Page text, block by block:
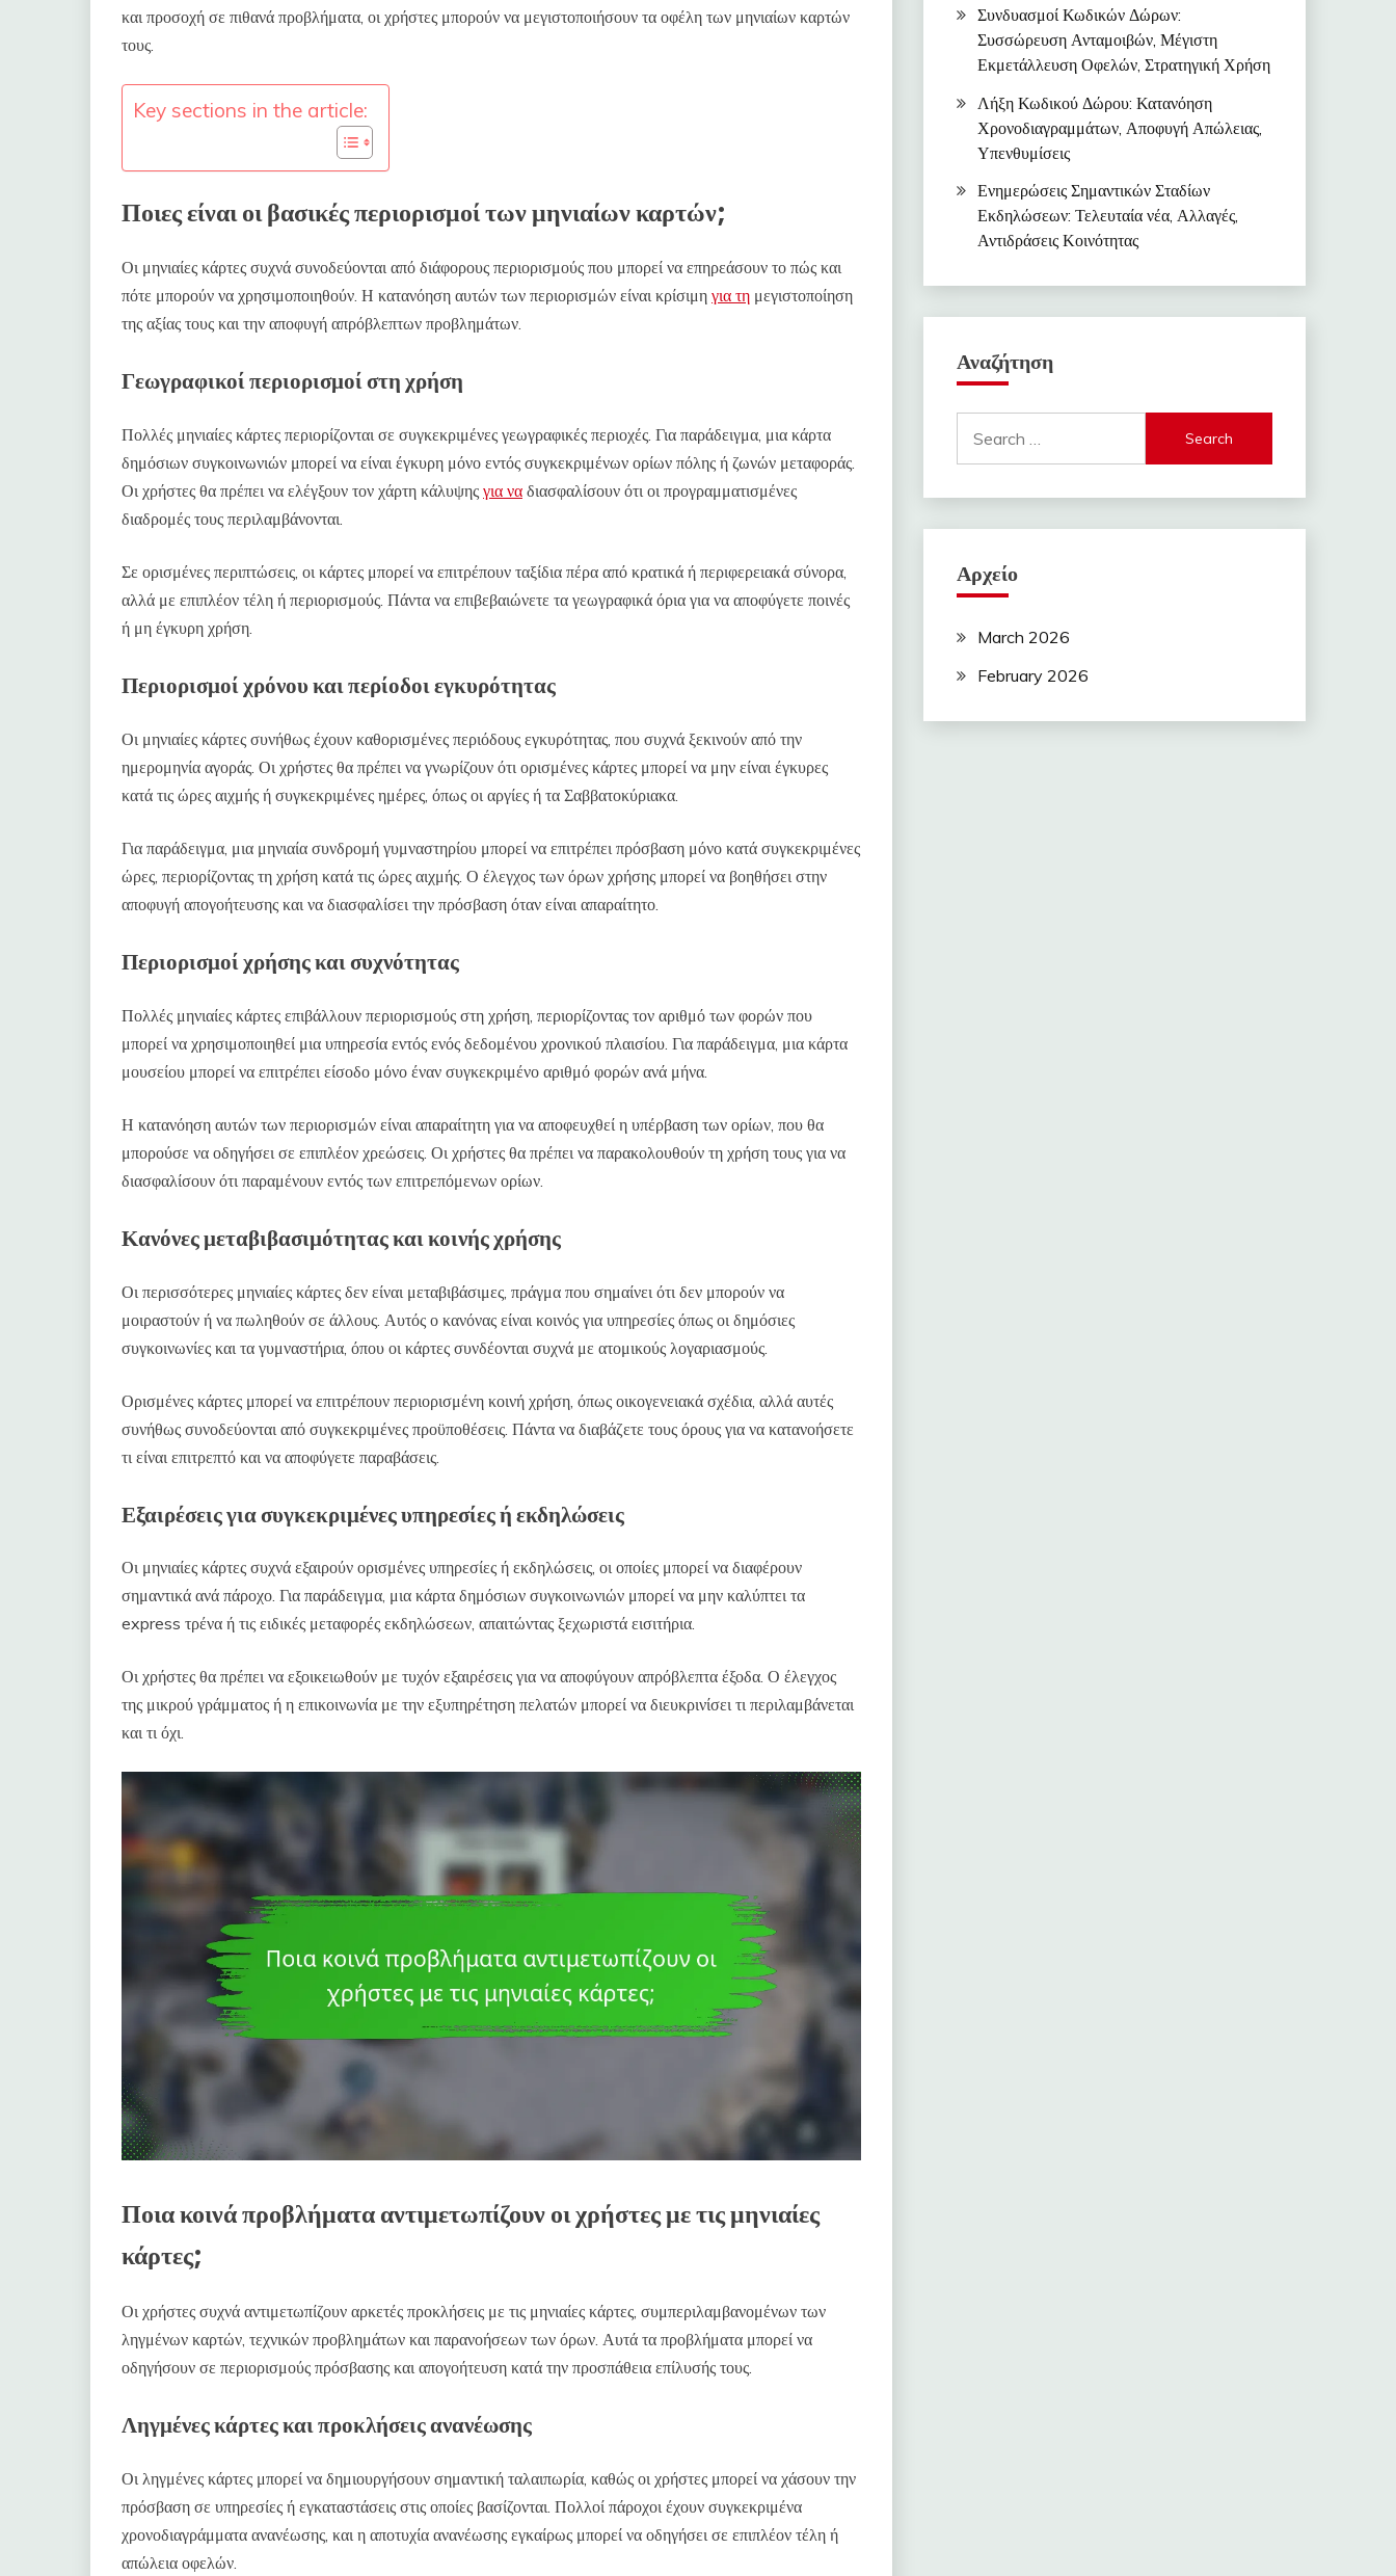
και προσοχή σε πιθανά προβλήματα, οι χρήστες μπορούν να μεγιστοποιήσουν τα οφέλη των μηνιαίων καρτών
τους.
Key sections in the article:
Ποιες είναι οι βασικές περιορισμοί των μηνιαίων καρτών;
Οι μηνιαίες κάρτες συχνά συνοδεύονται από διάφορους περιορισμούς που μπορεί να επηρεάσουν το πώς και
πότε μπορούν να χρησιμοποιηθούν. Η κατανόηση αυτών των περιορισμών είναι κρίσιμη για τη μεγιστοποίηση
της αξίας τους και την αποφυγή απρόβλεπτων προβλημάτων.
Γεωγραφικοί περιορισμοί στη χρήση
Πολλές μηνιαίες κάρτες περιορίζονται σε συγκεκριμένες γεωγραφικές περιοχές. Για παράδειγμα, μια κάρτα
δημόσιων συγκοινωνιών μπορεί να είναι έγκυρη μόνο εντός συγκεκριμένων ορίων πόλης ή ζωνών μεταφοράς.
Οι χρήστες θα πρέπει να ελέγξουν τον χάρτη κάλυψης για να διασφαλίσουν ότι οι προγραμματισμένες
διαδρομές τους περιλαμβάνονται.
Σε ορισμένες περιπτώσεις, οι κάρτες μπορεί να επιτρέπουν ταξίδια πέρα από κρατικά ή περιφερειακά σύνορα,
αλλά με επιπλέον τέλη ή περιορισμούς. Πάντα να επιβεβαιώνετε τα γεωγραφικά όρια για να αποφύγετε ποινές
ή μη έγκυρη χρήση.
Περιορισμοί χρόνου και περίοδοι εγκυρότητας
Οι μηνιαίες κάρτες συνήθως έχουν καθορισμένες περιόδους εγκυρότητας, που συχνά ξεκινούν από την
ημερομηνία αγοράς. Οι χρήστες θα πρέπει να γνωρίζουν ότι ορισμένες κάρτες μπορεί να μην είναι έγκυρες
κατά τις ώρες αιχμής ή συγκεκριμένες ημέρες, όπως οι αργίες ή τα Σαββατοκύριακα.
Για παράδειγμα, μια μηνιαία συνδρομή γυμναστηρίου μπορεί να επιτρέπει πρόσβαση μόνο κατά συγκεκριμένες
ώρες, περιορίζοντας τη χρήση κατά τις ώρες αιχμής. Ο έλεγχος των όρων χρήσης μπορεί να βοηθήσει στην
αποφυγή απογοήτευσης και να διασφαλίσει την πρόσβαση όταν είναι απαραίτητο.
Περιορισμοί χρήσης και συχνότητας
Πολλές μηνιαίες κάρτες επιβάλλουν περιορισμούς στη χρήση, περιορίζοντας τον αριθμό των φορών που
μπορεί να χρησιμοποιηθεί μια υπηρεσία εντός ενός δεδομένου χρονικού πλαισίου. Για παράδειγμα, μια κάρτα
μουσείου μπορεί να επιτρέπει είσοδο μόνο έναν συγκεκριμένο αριθμό φορών ανά μήνα.
Η κατανόηση αυτών των περιορισμών είναι απαραίτητη για να αποφευχθεί η υπέρβαση των ορίων, που θα
μπορούσε να οδηγήσει σε επιπλέον χρεώσεις. Οι χρήστες θα πρέπει να παρακολουθούν τη χρήση τους για να
διασφαλίσουν ότι παραμένουν εντός των επιτρεπόμενων ορίων.
Κανόνες μεταβιβασιμότητας και κοινής χρήσης
Οι περισσότερες μηνιαίες κάρτες δεν είναι μεταβιβάσιμες, πράγμα που σημαίνει ότι δεν μπορούν να
μοιραστούν ή να πωληθούν σε άλλους. Αυτός ο κανόνας είναι κοινός για υπηρεσίες όπως οι δημόσιες
συγκοινωνίες και τα γυμναστήρια, όπου οι κάρτες συνδέονται συχνά με ατομικούς λογαριασμούς.
Ορισμένες κάρτες μπορεί να επιτρέπουν περιορισμένη κοινή χρήση, όπως οικογενειακά σχέδια, αλλά αυτές
συνήθως συνοδεύονται από συγκεκριμένες προϋποθέσεις. Πάντα να διαβάζετε τους όρους για να κατανοήσετε
τι είναι επιτρεπτό και να αποφύγετε παραβάσεις.
Εξαιρέσεις για συγκεκριμένες υπηρεσίες ή εκδηλώσεις
Οι μηνιαίες κάρτες συχνά εξαιρούν ορισμένες υπηρεσίες ή εκδηλώσεις, οι οποίες μπορεί να διαφέρουν
σημαντικά ανά πάροχο. Για παράδειγμα, μια κάρτα δημόσιων συγκοινωνιών μπορεί να μην καλύπτει τα
express τρένα ή τις ειδικές μεταφορές εκδηλώσεων, απαιτώντας ξεχωριστά εισιτήρια.
Οι χρήστες θα πρέπει να εξοικειωθούν με τυχόν εξαιρέσεις για να αποφύγουν απρόβλεπτα έξοδα. Ο έλεγχος
της μικρού γράμματος ή η επικοινωνία με την εξυπηρέτηση πελατών μπορεί να διευκρινίσει τι περιλαμβάνεται
και τι όχι.
Ποια κοινά προβλήματα αντιμετωπίζουν οι χρήστες με τις μηνιαίες
κάρτες;
Οι χρήστες συχνά αντιμετωπίζουν αρκετές προκλήσεις με τις μηνιαίες κάρτες, συμπεριλαμβανομένων των
ληγμένων καρτών, τεχνικών προβλημάτων και παρανοήσεων των όρων. Αυτά τα προβλήματα μπορεί να
οδηγήσουν σε περιορισμούς πρόσβασης και απογοήτευση κατά την προσπάθεια επίλυσής τους.
Ληγμένες κάρτες και προκλήσεις ανανέωσης
Οι ληγμένες κάρτες μπορεί να δημιουργήσουν σημαντική ταλαιπωρία, καθώς οι χρήστες μπορεί να χάσουν την
πρόσβαση σε υπηρεσίες ή εγκαταστάσεις στις οποίες βασίζονται. Πολλοί πάροχοι έχουν συγκεκριμένα
χρονοδιαγράμματα ανανέωσης, και η αποτυχία ανανέωσης εγκαίρως μπορεί να οδηγήσει σε επιπλέον τέλη ή
απώλεια οφελών.
Συνδυασμοί Κωδικών Δώρων:
Συσσώρευση Ανταμοιβών, Μέγιστη
Εκμετάλλευση Οφελών, Στρατηγική Χρήση
Λήξη Κωδικού Δώρου: Κατανόηση
Χρονοδιαγραμμάτων, Αποφυγή Απώλειας,
Υπενθυμίσεις
Ενημερώσεις Σημαντικών Σταδίων
Εκδηλώσεων: Τελευταία νέα, Αλλαγές,
Αντιδράσεις Κοινότητας
Αναζήτηση
for:
Αρχείο
March 2026
February 2026